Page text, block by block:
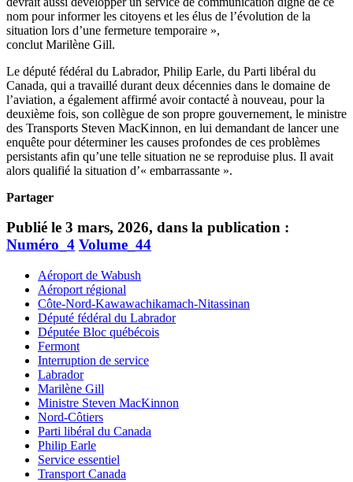
nom pour informer les citoyens et les élus de l’évolution de la
situation lors d’une fermeture temporaire »,
conclut Marilène Gill.
Le député fédéral du Labrador, Philip Earle, du Parti libéral du
Canada, qui a travaillé durant deux décennies dans le domaine de
l’aviation, a également affirmé avoir contacté à nouveau, pour la
deuxième fois, son collègue de son propre gouvernement, le ministre
des Transports Steven MacKinnon, en lui demandant de lancer une
enquête pour déterminer les causes profondes de ces problèmes
persistants afin qu’une telle situation ne se reproduise plus. Il avait
alors qualifié la situation d’« embarrassante ».
Partager
Publié le 3 mars, 2026, dans la publication :
Numéro_4 Volume_44
Aéroport de Wabush
Aéroport régional
Côte-Nord-Kawawachikamach-Nitassinan
Député fédéral du Labrador
Députée Bloc québécois
Fermont
Interruption de service
Labrador
Marilène Gill
Ministre Steven MacKinnon
Nord-Côtiers
Parti libéral du Canada
Philip Earle
Service essentiel
Transport Canada